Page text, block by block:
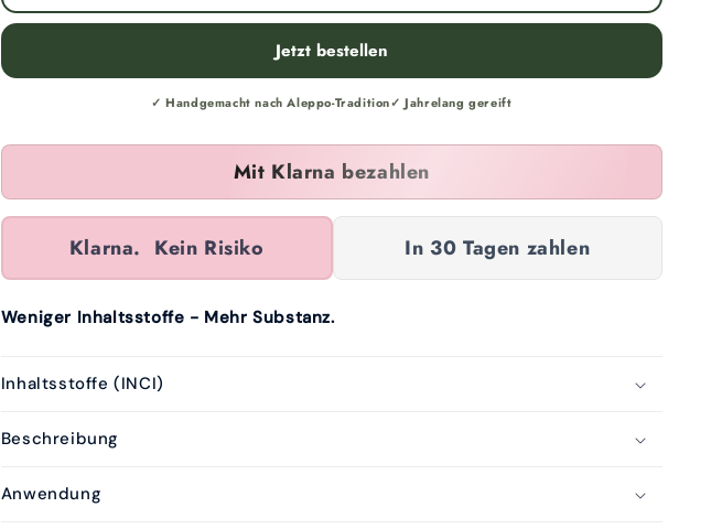
Jetzt bestellen
✓ Handgemacht nach Aleppo-Tradition✓ Jahrelang gereift
Mit Klarna bezahlen
Klarna. Kein Risiko In 30 Tagen zahlen
Weniger Inhaltsstoffe - Mehr Substanz.
Inhaltsstoffe (INCI)
Beschreibung
Anwendung